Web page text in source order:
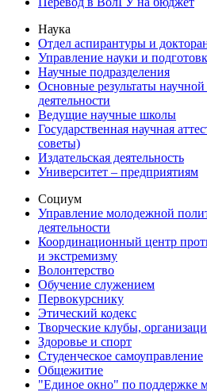
Наука
Отдел аспирантуры и
Управление науки и
Научные подразделения
Основные результаты
деятельности
Ведущие научные школы
Государственная научная
советы)
Издательская деятельность
Университет – предприятиям
Социум
Управление молодежной
деятельности
Координационный центр
и экстремизму
Волонтерство
Обучение служением
Первокурснику
Этический кодекс
Творческие клубы,
Здоровье и спорт
Студенческое самоуправление
Общежитие
"Единое окно" по поддержке